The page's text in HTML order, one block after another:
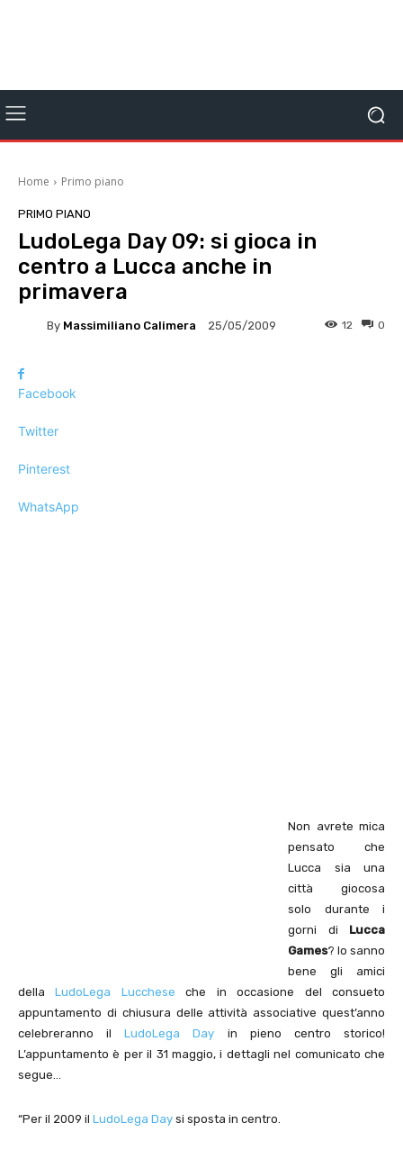
Home Primo piano
PRIMO PIANO
LudoLega Day 09: si gioca in
centro a Lucca anche in
primavera
By Massimiliano Calimera 25/05/2009 0
12
Facebook
Twitter
Pinterest
WhatsApp
Non avrete mica
pensato che
Lucca sia una
città giocosa
solo durante i
gorni di Lucca
Games? lo sanno
bene gli amici
dellaLudoLega Lucchese che in occasione del consueto
appuntamento di chiusura delle attività associative quest’anno
celebreranno ilLudoLega Day in pieno centro storico!
L’appuntamento è per il 31 maggio, i dettagli nel comunicato che
segue…
“Per il 2009 il LudoLega Day si sposta in centro.